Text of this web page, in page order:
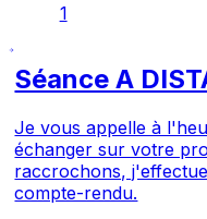
1
Séance A
Je vous appelle à
échanger sur votre
raccrochons,
compte-rendu.